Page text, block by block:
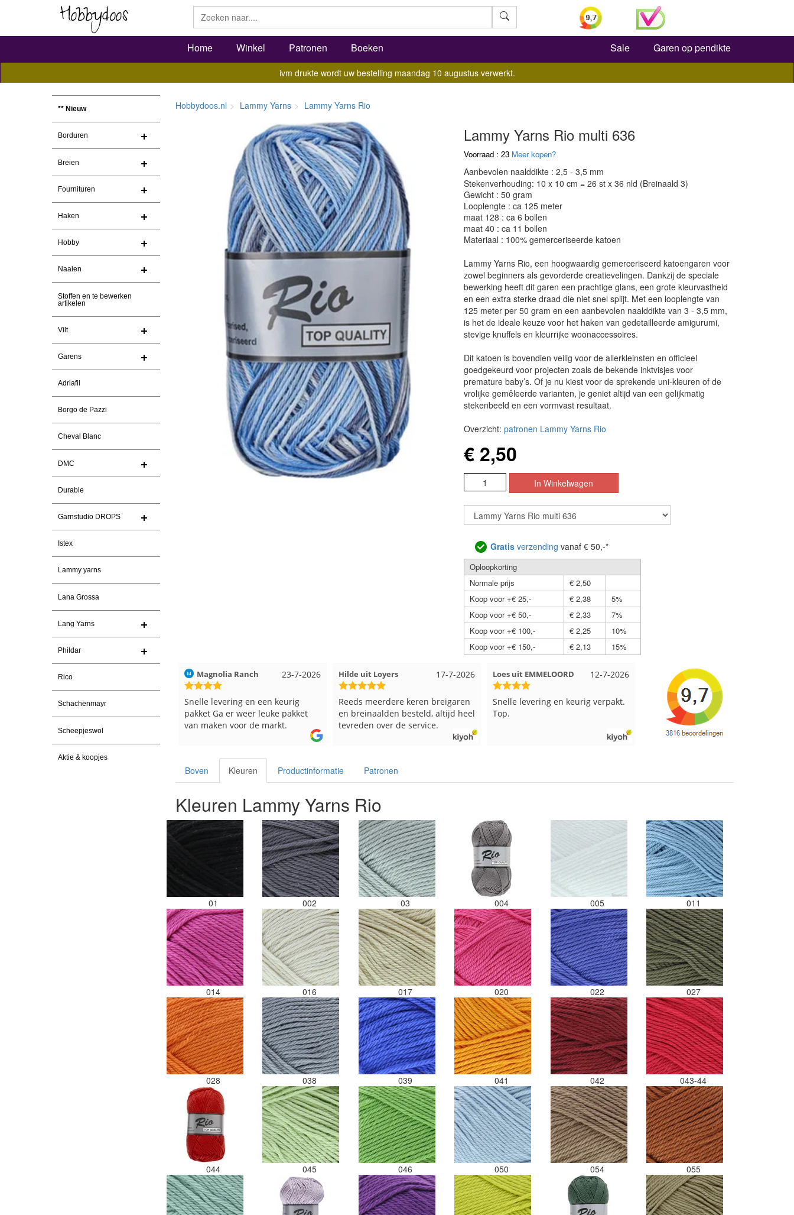
Zoeken
Home Winkel Patronen Boeken Sale Garen op pendikte
ivm drukte wordt uw bestelling maandag 10 augustus verwerkt.
** Nieuw
Borduren
Breien
Fournituren
Haken
Hobby
Naaien
Stoffen en te bewerken
artikelen
Vilt
Garens
Adriafil
Borgo de Pazzi
Cheval Blanc
DMC
Durable
Garnstudio DROPS
Istex
Lammy yarns
Lana Grossa
Lang Yarns
Phildar
Rico
Schachenmayr
Scheepjeswol
Aktie & koopjes
Hobbydoos.nl Lammy Yarns Lammy Yarns Rio
Lammy Yarns Rio multi 636
Voorraad : 23 Meer kopen?
Aanbevolen naalddikte : 2,5 - 3,5 mm
Stekenverhouding: 10 x 10 cm = 26 st x 36 nld (Breinaald 3)
Gewicht : 50 gram
Looplengte : ca 125 meter
maat 128 : ca 6 bollen
maat 40 : ca 11 bollen
Materiaal : 100% gemerceriseerde katoen
Lammy Yarns Rio, een hoogwaardig gemerceriseerd katoengaren voor
zowel beginners als gevorderde creatievelingen. Dankzij de speciale
bewerking heeft dit garen een prachtige glans, een grote kleurvastheid
en een extra sterke draad die niet snel splijt. Met een looplengte van
125 meter per 50 gram en een aanbevolen naalddikte van 3 - 3,5 mm,
is het de ideale keuze voor het haken van gedetailleerde amigurumi,
stevige knuffels en kleurrijke woonaccessoires.
Dit katoen is bovendien veilig voor de allerkleinsten en officieel
goedgekeurd voor projecten zoals de bekende inktvisjes voor
premature baby’s. Of je nu kiest voor de sprekende uni-kleuren of de
vrolijke gemêleerde varianten, je geniet altijd van een gelijkmatig
stekenbeeld en een vormvast resultaat.
Overzicht: patronen Lammy Yarns Rio
€ 2,50
Gratisverzending vanaf € 50,-*
Oploopkorting
Normale prijs
€ 2,50
Koop voor +€ 25,-
€ 2,38
5%
Koop voor +€ 50,-
€ 2,33
7%
Koop voor +€ 100,-
€ 2,25
10%
Koop voor +€ 150,-
€ 2,13 15%
Christel Vanderlinden
Snelle levering. En prima garen
23-7-2026
Magnolia Ranch
Snelle levering en een keurig
pakket Ga er weer leuke pakket
van maken voor de markt.
17-7-2026
Hilde uit Loyers
Reeds meerdere keren breigaren
en breinaalden besteld, altijd heel
tevreden over de service.
12-7-2026
Loes uit EMMELOORD
Snelle levering en keurig verpakt.
Top.
Nell uit Beuningen
Goed verpakt en snelgeleverd
Boven Kleuren Productinformatie Patronen
Kleuren Lammy Yarns Rio
01 002 03 004 005 011
014 016 017 020 022 027
028 038 039 041 042 043-44
044 045 046 050 054 055